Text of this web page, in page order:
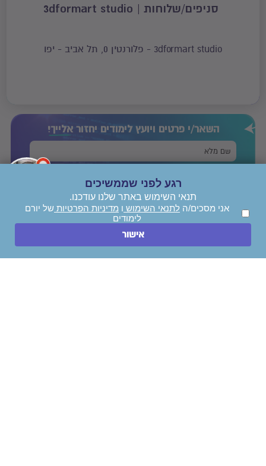
סניפים/שלוחות | 3dformart studio
3dformart studio - פלורנטין 0, תל אביב - יפו
השאר/י פרטים ויועץ לימודים יחזוראלייך!
אני מסכים/הלתנאי השימושו מדיניות הפרטיותשל יורם לימודים
אני מאשר/ת קבלת עדכונים, דיוור והצעות שיווקיות.
ייעצו לי בחינם!
רגע לפני שממשיכים
תנאי השימוש באתר שלנו עודכנו.
אני מסכים/ה לתנאי השימוש ו מדיניות הפרטיות של יורם
לימודים
אישור